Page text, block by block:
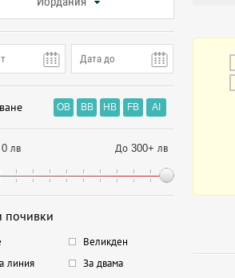
OB BB HB FB AI
лв До 300+ лв
почивки
Великден
линия
За двама